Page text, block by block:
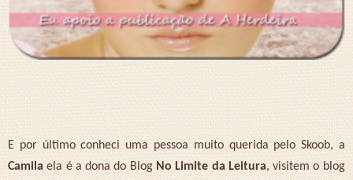
E por último conheci uma pessoa muito querida pelo Skoob, a
Camila ela é a dona do Blog No Limite da Leitura, visitem o blog